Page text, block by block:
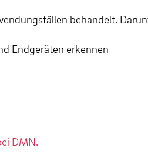
behandelt.
Endgeräten erkennen
DMN.